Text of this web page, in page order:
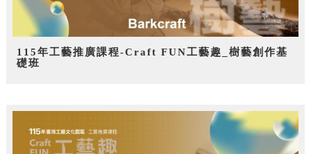
115年工藝推廣課程-Craft FUN工藝趣_樹藝創作基
礎班